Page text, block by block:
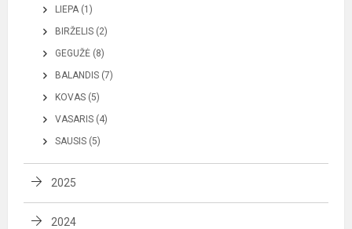
LIEPA (1)
BIRŽELIS (2)
GEGUŽĖ (8)
BALANDIS (7)
KOVAS (5)
VASARIS (4)
SAUSIS (5)
2025
2024